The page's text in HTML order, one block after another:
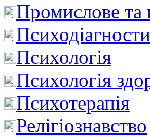
Промислове та
Психологія
Психологія
Психотерапія
Релігіознавство